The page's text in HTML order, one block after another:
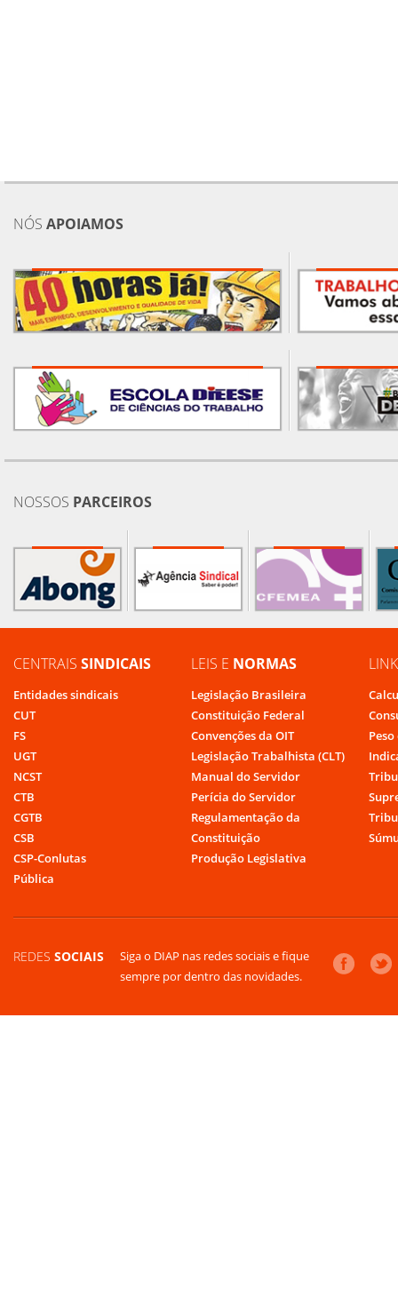
NÓS APOIAMOS
NOSSOS PARCEIROS
CENTRAIS SINDICAIS
Entidades sindicais
CUT
FS
UGT
NCST
CTB
CGTB
CSB
CSP-Conlutas
Pública
LEIS E NORMAS
Legislação Brasileira
Constituição Federal
Convenções da OIT
Legislação Trabalhista (CLT)
Manual do Servidor
Perícia do Servidor
Regulamentação da
Constituição
Produção Legislativa
REDES SOCIAIS
Siga o DIAP nas redes sociais e fique
sempre por dentro das novidades.